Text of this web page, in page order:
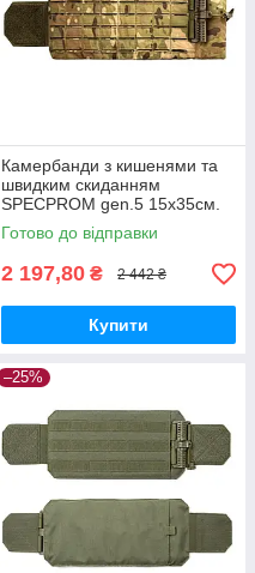
Камербанди з кишенями та
швидким скиданням
SPECPROM gen.5 15х35см.
Мультикам
Готово до відправки
2 197,80 ₴ 2 442 ₴
Купити
–25%